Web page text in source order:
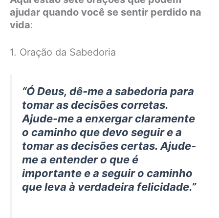
ajudar quando você se sentir perdido na
vida:
1. Oração da Sabedoria
“Ó Deus, dê-me a sabedoria para
tomar as decisões corretas.
Ajude-me a enxergar claramente
o caminho que devo seguir e a
tomar as decisões certas. Ajude-
me a entender o que é
importante e a seguir o caminho
que leva à verdadeira felicidade.”